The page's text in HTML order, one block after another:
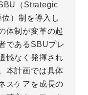
（Strategic
）制を導入し
体制が変革の起
であるSBUプレ
憾なく発揮され
本計画では具体
スケアを成長の